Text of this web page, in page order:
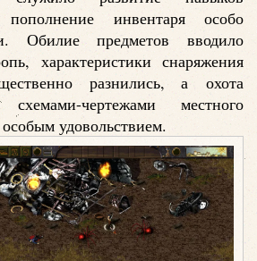
инвентаря особо
Обилие предметов вводило
характеристики снаряжения
разнились, а охота
чертежами местного
удовольствием.